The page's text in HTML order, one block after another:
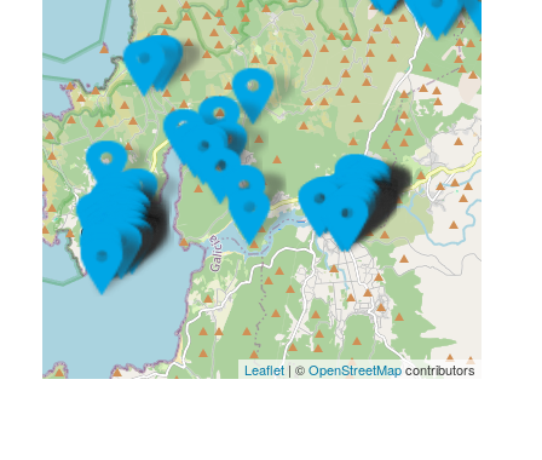
Leaflet| ©OpenStreetMapcontributors